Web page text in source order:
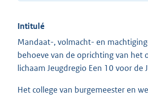
Intitulé
Mandaat-, volmacht- en
behoeve van de oprichting van het
lichaam Jeugdregio Een 10 voor de
Het college van burgemeester en